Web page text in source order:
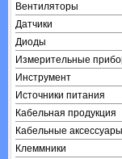
Вентиляторы
Датчики
Диоды
Измерительные
Инструмент
Источники питания
Кабельная продукция
Кабельные аксессуары
Клеммники